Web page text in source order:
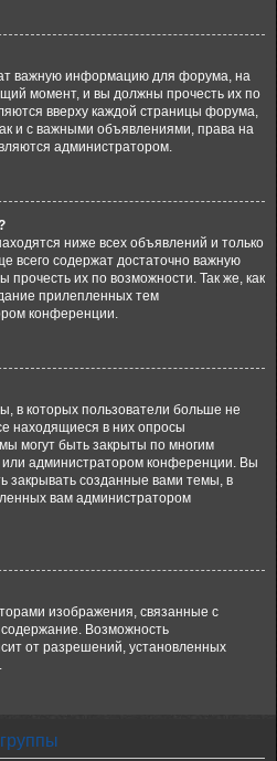
важную информацию для форума, на
момент, и вы должны прочесть их по
вверху каждой страницы форума,
и с важными объявлениями, права на
администратором.
ниже всех объявлений и только
всего содержат достаточно важную
их по возможности. Так же, как
прилепленных тем
конференции.
в которых пользователи больше не
находящиеся в них опросы
могут быть закрыты по многим
администратором конференции. Вы
закрывать созданные вами темы, в
вам администратором
изображения, связанные с
Возможность
от разрешений, установленных